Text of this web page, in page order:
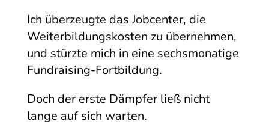
Ich überzeugte das Jobcenter, die
Weiterbildungskosten zu übernehmen,
und stürzte mich in eine sechsmonatige
Fundraising-Fortbildung.
Doch der erste Dämpfer ließ nicht
lange auf sich warten.